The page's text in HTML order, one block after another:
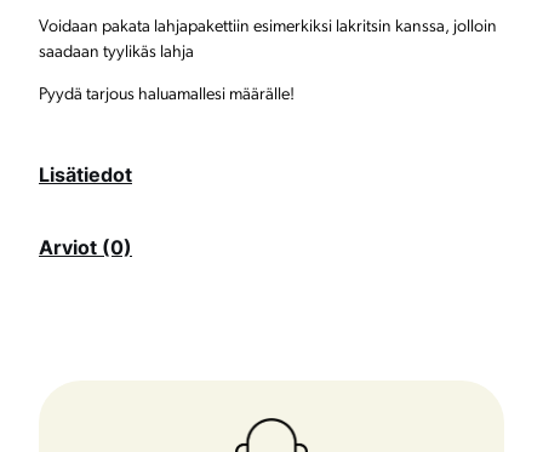
u
n
l
n
ä
Voidaan pakata lahjapakettiin esimerkiksi lakritsin kanssa, jolloin
saadaan tyylikäs lahja
Pyydä tarjous haluamallesi määrälle!
Lisätiedot
Arviot (0)